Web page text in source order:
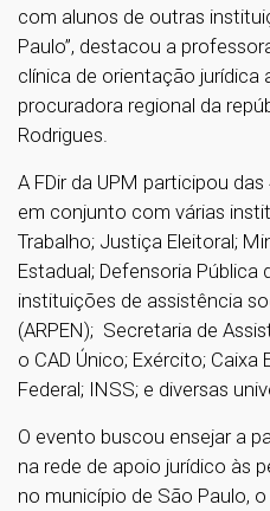
com alunos de outras
Paulo”, destacou a
clínica de orientação jurídica
procuradora regional da
Rodrigues.
A FDir da UPM participou das
em conjunto com várias
Trabalho; Justiça Eleitoral;
Estadual; Defensoria Pública
instituições de assistência
(ARPEN); Secretaria de
o CAD Único; Exército;
Federal; INSS; e diversas
O evento buscou ensejar a
na rede de apoio jurídico às
no município de São Paulo,